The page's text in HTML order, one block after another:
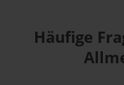
Häufige